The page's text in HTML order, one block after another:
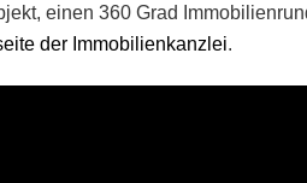
einen 360 Grad
der Immobilienkanzlei.